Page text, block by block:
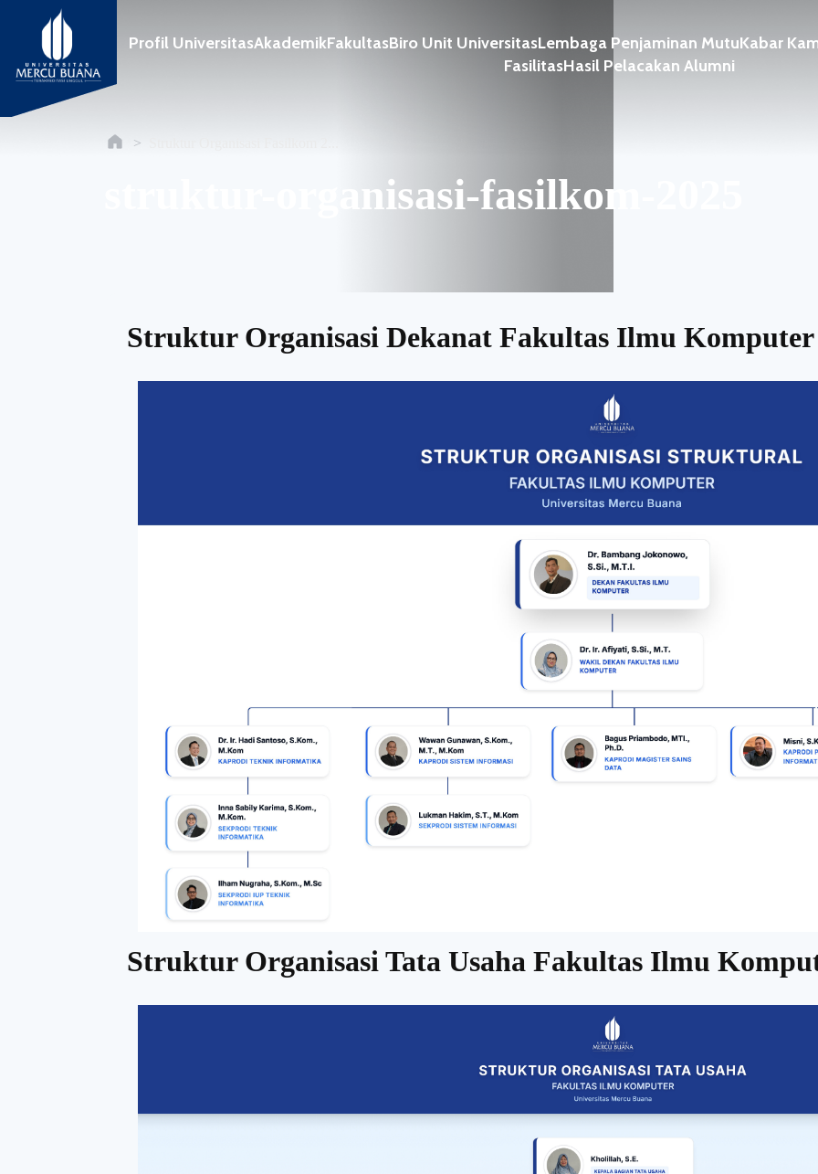
Profil UniversitasAkademikFakultasBiro Unit UniversitasLembaga Penjaminan MutuKabar
FasilitasHasil Pelacakan Alumni
struktur-organisasi-fasilkom-2025
Struktur Organisasi Dekanat Fakultas Ilmu
Struktur Organisasi Tata Usaha Fakultas Ilmu